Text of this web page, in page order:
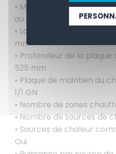
• Matériau de la surface
au chaud : Vitrocéramique
• Largeur de la plaque de
mm
• Profondeur de la
525 mm
• Plaque de maintien au
1/1 GN
• Nombre de zones
• Nombre de sources de
• Sources de chaleur
Oui